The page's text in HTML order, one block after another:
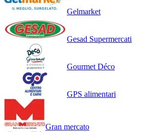
Gelmarket
Gesad Supermercati
Gourmet Déco
GPS alimentari
Gran mercato